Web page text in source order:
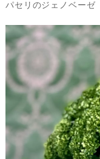
パセリのジェノベーゼ